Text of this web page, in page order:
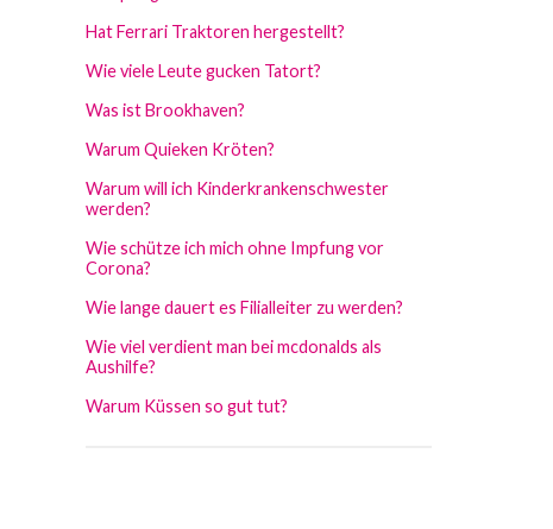
Hat Ferrari Traktoren hergestellt?
Wie viele Leute gucken Tatort?
Was ist Brookhaven?
Warum Quieken Kröten?
Warum will ich Kinderkrankenschwester
werden?
Wie schütze ich mich ohne Impfung vor
Corona?
Wie lange dauert es Filialleiter zu werden?
Wie viel verdient man bei mcdonalds als
Aushilfe?
Warum Küssen so gut tut?